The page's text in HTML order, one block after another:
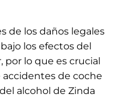
de los daños legales
los efectos del
por lo que es crucial
de coche
alcohol de Zinda